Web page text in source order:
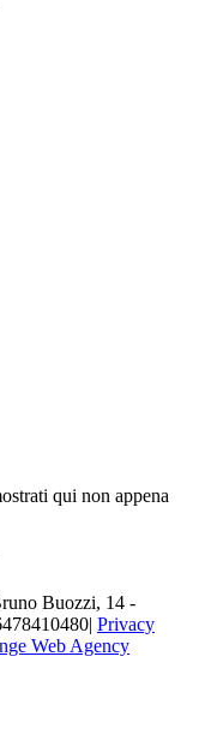
qui non appena
Buozzi, 14 -
Privacy
Web Agency